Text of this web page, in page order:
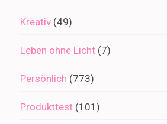
Kreativ (49)
Leben ohne Licht (7)
Persönlich (773)
Produkttest (101)